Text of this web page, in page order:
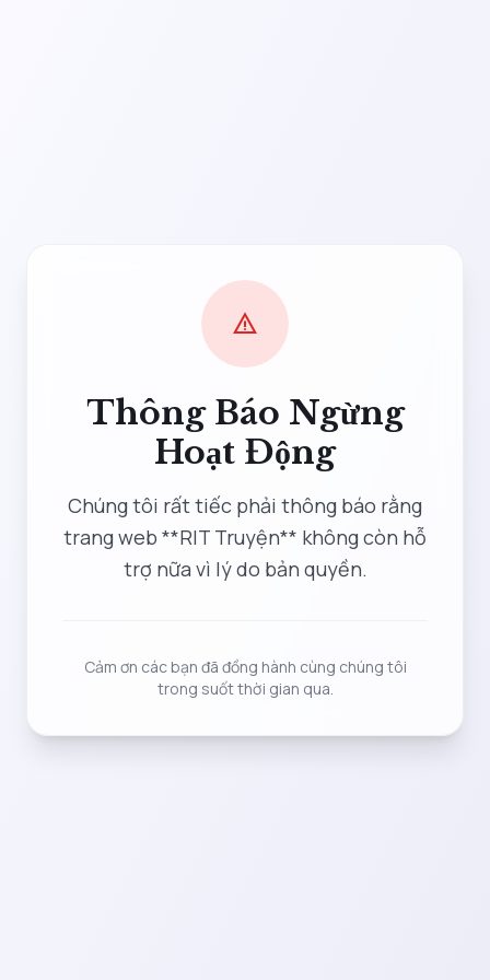
warning
Thông Báo Ngừng
Hoạt Động
Chúng tôi rất tiếc phải thông báo rằng
trang web **RIT Truyện** không còn hỗ
trợ nữa vì lý do bản quyền.
Cảm ơn các bạn đã đồng hành cùng chúng tôi
trong suốt thời gian qua.